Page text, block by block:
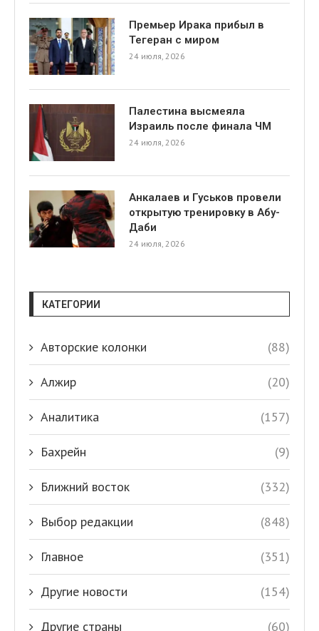
Премьер Ирака прибыл в
Тегеран с миром
24 июля, 2026
Палестина высмеяла
Израиль после финала ЧМ
24 июля, 2026
Анкалаев и Гуськов провели
открытую тренировку в Абу-
Даби
24 июля, 2026
КАТЕГОРИИ
Авторские колонки (88)
Алжир (20)
Аналитика (157)
Бахрейн (9)
Ближний восток (332)
Выбор редакции (848)
Главное (351)
Другие новости (154)
Другие страны (60)